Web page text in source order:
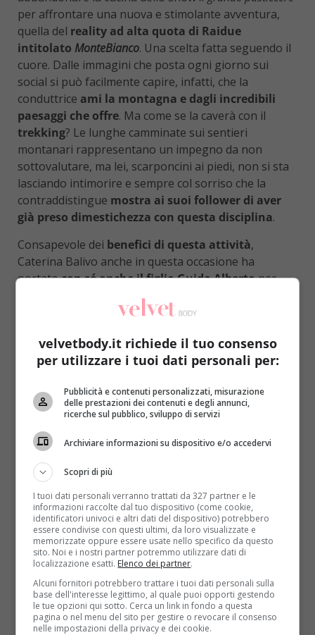
per affrontare una nuova e stimolante avventura,
quella del reality ad alta quota di Raidue
intitolato MonteBianco. Una scelta fatta seguendo il
cuore. Dalle immagini che posta ogni giorno sui
social si può facilmente capire, infatti, che la
conduttrice ami la montagna e dagli incredibili
paesaggi che offre. Ma come se la caverà con il
trekking? Le lunghe camminate sui sentieri
montanari rappresentano un impegno da non
sottovalutare, ma lei, scarponcini ai piedi, non si sta
lasciando intimorire e sempre col sorriso che la
contraddistingue mostra ai suoi follower di aver
già preso dimestichezza con questa disciplina.
Consapevole dei benefici di questa attività,
Caterina Balivo anche in questa occasione ha
portatocon sé anche il figlio Guido Albertoper
stare insieme e fargli vivere appieno il contatto con
la natura lontano dal frastuono della città e perfino
connettersi a un ambiente sano e pulito
costituiscono già importanti fonti di benessere, ma
cosiddetti ormoni del benessere, endorfina e
serotonina, sostanze che aiutano a combattere la
depressione. Ancor più rispetto a
spiaggia , questo sport permette dirassodare e
tonificare i muscoli delle gambe, dei glutei e degli
addominali e si hanno benefici in termini di fiato
e di resistenza allo sforzo, poiché camminando si
stimola la circolazione e si allenano cuore e polmoni.
velvetbody.it richiede il tuo consenso
per utilizzare i tuoi dati personali per:
Pubblicità e contenuti personalizzati, misurazione
delle prestazioni dei contenuti e degli annunci,
ricerche sul pubblico, sviluppo di servizi
Archiviare informazioni su dispositivo e/o accedervi
Scopri di più
I tuoi dati personali verranno trattati da 327 partner e le
informazioni raccolte dal tuo dispositivo (come cookie,
identificatori univoci e altri dati del dispositivo) potrebbero
essere condivise con questi ultimi, da loro visualizzate e
memorizzate oppure essere usate nello specifico da questo
sito. Noi e i nostri partner potremmo utilizzare dati di
localizzazione esatti. Elenco dei partner.
Alcuni fornitori potrebbero trattare i tuoi dati personali sulla
base dell'interesse legittimo, al quale puoi opporti gestendo
le tue opzioni qui sotto. Cerca un link in fondo a questa
pagina o nel menu del sito per gestire o revocare il consenso
nelle impostazioni della privacy e dei cookie.